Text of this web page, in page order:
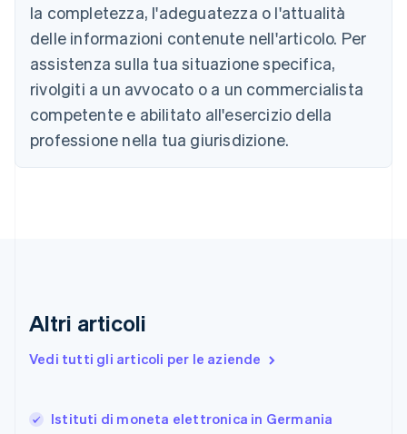
la completezza, l'adeguatezza o l'attualità
delle informazioni contenute nell'articolo. Per
assistenza sulla tua situazione specifica,
rivolgiti a un avvocato o a un commercialista
competente e abilitato all'esercizio della
professione nella tua giurisdizione.
Altri articoli
Vedi tutti gli articoli per le aziende
Istituti di moneta elettronica in Germania
English
Canada
EnglishFrançais
Cina continentale
简体中文
Cipro
English
Croazia
Danimarca
Francia
Germania
日本語English